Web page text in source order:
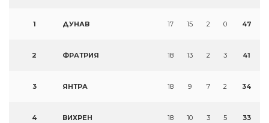
1 ДУНАВ 17 15 2 0 47
2 ФРАТРИЯ 18 13 2 3 41
3 ЯНТРА 18 9 7 2 34
4 ВИХРЕН 18 10 3 5 33